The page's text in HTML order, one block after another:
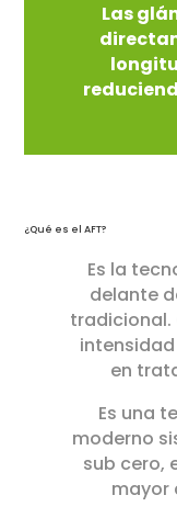
Las
¿Qué es el AFT?
Es la
delante
tradicional.
en
Es una
moderno
sub cero,
mayor